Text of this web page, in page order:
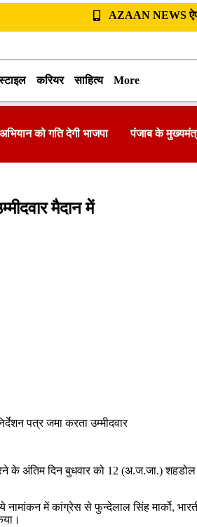
AZAAN NEWS
करियर साहित्य More
देगी भाजपा पंजाब के मुख्यमंत्री भगवंत
मैदान में
के अंतिम दिन बुधवार को 12 (अ.ज.जा.)
में कांग्रेस से फुन्देलाल सिंह मार्को,